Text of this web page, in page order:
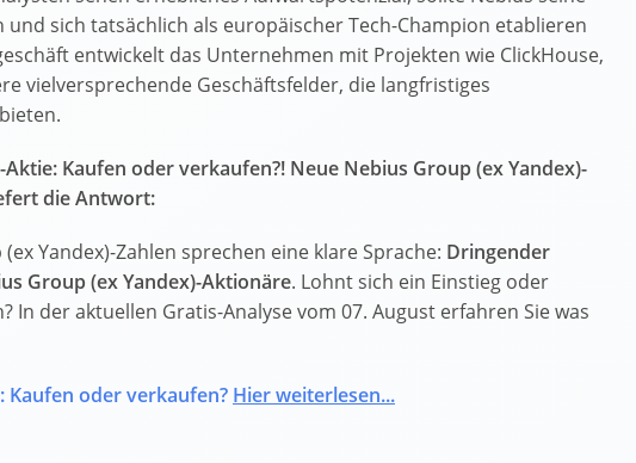
und sich tatsächlich als europäischer Tech-Champion etablieren
entwickelt das Unternehmen mit Projekten wie ClickHouse,
vielversprechende Geschäftsfelder, die langfristiges
Kaufen oder verkaufen?! Neue Nebius Group (ex Yandex)-
die Antwort:
Yandex)-Zahlen sprechen eine klare Sprache: Dringender
Group (ex Yandex)-Aktionäre. Lohnt sich ein Einstieg oder
In der aktuellen Gratis-Analyse vom 07. August erfahren Sie was
Kaufen oder verkaufen? Hier weiterlesen...